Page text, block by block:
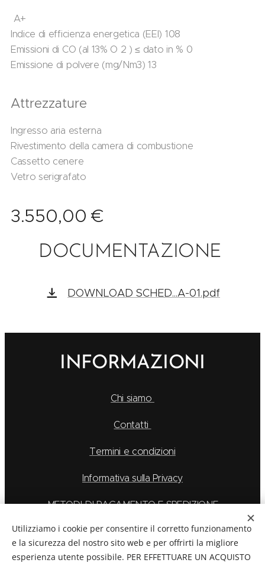
A+
Indice di efficienza energetica (EEI) 108
Emissioni di CO (al 13% O 2 ) ≤ dato in % 0
Emissione di polvere (mg/Nm3) 13
Attrezzature
Ingresso aria esterna
Rivestimento della camera di combustione
Cassetto cenere
Vetro serigrafato
3.550,00 €
DOCUMENTAZIONE
DOWNLOAD SCHED...A-01.pdf
INFORMAZIONI
Chi siamo
Contatti
Termini e condizioni
Informativa sulla Privacy
METODI DI PAGAMENTO E SPEDIZIONE
Utilizziamo i cookie per consentire il corretto funzionamento
e la sicurezza del nostro sito web e per offrirti la migliore
esperienza utente possibile. PER EFFETTUARE UN ACQUISTO